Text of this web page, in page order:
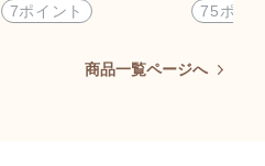
お話〜 作いのうえ
7ポイント
のうえ
75ポイ
商品一覧ページへ